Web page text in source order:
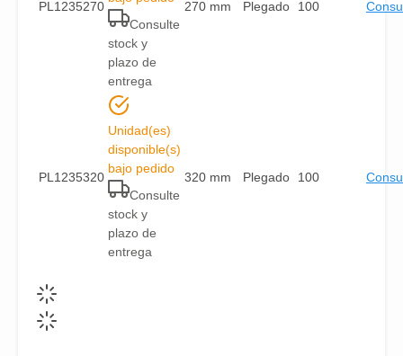
PL1235270
Consulte
stock y
plazo de
entrega
270 mm Plegado 100
PL1235320
Unidad(es)
disponible(s)
bajo pedido
Consulte
stock y
plazo de
entrega
320 mm Plegado 100